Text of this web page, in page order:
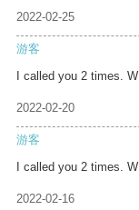
2022-02-25
游客
I called you 2 times. W
2022-02-20
游客
I called you 2 times. W
2022-02-16